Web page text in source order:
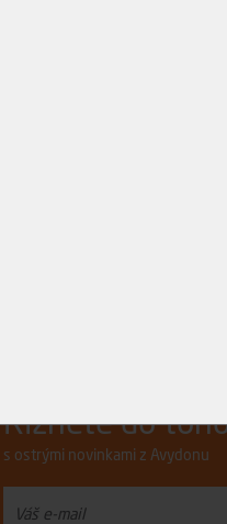
Řízněte do
s ostrými novinkami z Avydonu